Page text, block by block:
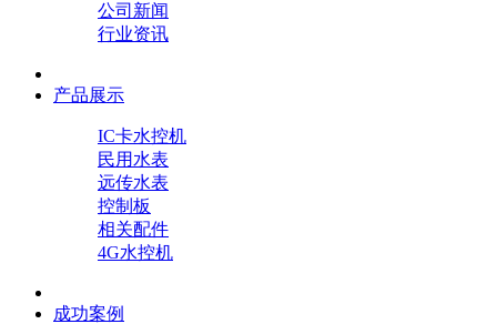
公司新闻
行业资讯
产品展示
IC卡水控机
民用水表
远传水表
控制板
相关配件
4G水控机
成功案例